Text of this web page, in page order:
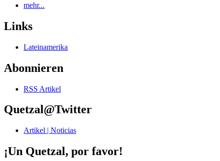
mehr...
Links
Lateinamerika
Abonnieren
RSS Artikel
Quetzal@Twitter
Artikel | Noticias
¡Un Quetzal, por favor!